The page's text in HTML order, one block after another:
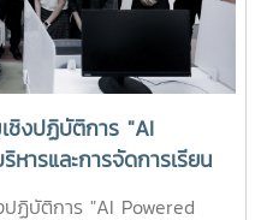
ชิงปฏิบัติการ "AI
หารและการจัดการเรียน
ฏิบัติการ "AI Powered